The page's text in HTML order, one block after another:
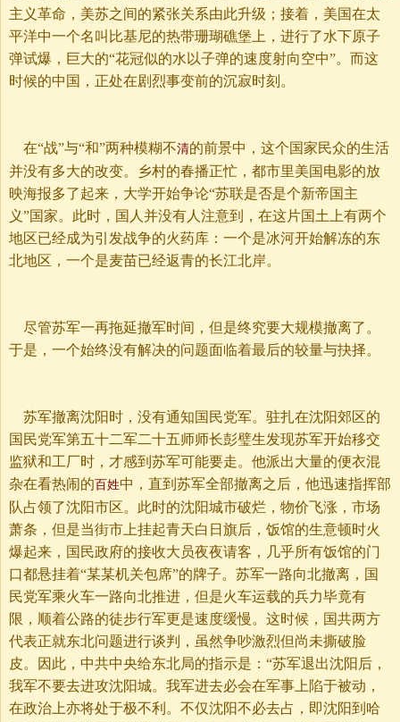
主义革命，美苏之间的紧张关系由此升级；接着，美国在太
平洋中一个名叫比基尼的热带珊瑚礁堡上，进行了水下原子
弹试爆，巨大的“花冠似的水以子弹的速度射向空中”。而这
时候的中国，正处在剧烈事变前的沉寂时刻。
在“战”与“和”两种模糊不清的前景中，这个国家民众的生活
并没有多大的改变。乡村的春播正忙，都市里美国电影的放
映海报多了起来，大学开始争论“苏联是否是个新帝国主
义”国家。此时，国人并没有人注意到，在这片国土上有两个
地区已经成为引发战争的火药库：一个是冰河开始解冻的东
北地区，一个是麦苗已经返青的长江北岸。
尽管苏军一再拖延撤军时间，但是终究要大规模撤离了。
于是，一个始终没有解决的问题面临着最后的较量与抉择。
苏军撤离沈阳时，没有通知国民党军。驻扎在沈阳郊区的
国民党军第五十二军二十五师师长彭璧生发现苏军开始移交
监狱和工厂时，才感到苏军可能要走。他派出大量的便衣混
杂在看热闹的百姓中，直到苏军全部撤离之后，他迅速指挥部
队占领了沈阳市区。此时的沈阳城市破烂，物价飞涨，市场
萧条，但是当街市上挂起青天白日旗后，饭馆的生意顿时火
爆起来，国民政府的接收大员夜夜请客，几乎所有饭馆的门
口都悬挂着“某某机关包席”的牌子。苏军一路向北撤离，国
民党军乘火车一路向北推进，但是火车运载的兵力毕竟有
限，顺着公路的徒步行军更是速度缓慢。这时候，国共两方
代表正就东北问题进行谈判，虽然争吵激烈但尚未撕破脸
皮。因此，中共中央给东北局的指示是：“苏军退出沈阳后，
我军不要去进攻沈阳城。我军进去必会在军事上陷于被动，
在政治上亦将处于极不利。不仅沈阳不必去占，即沈阳到哈